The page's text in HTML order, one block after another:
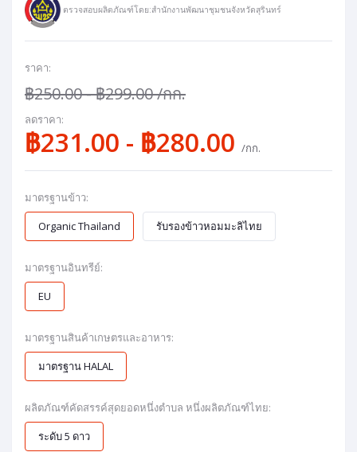
ตรวจสอบผลิตภัณฑ์โดย:สำนักงานพัฒนาชุมชนจังหวัดสุรินทร์
ราคา:
฿250.00 - ฿299.00/กก.
ลดราคา:
฿231.00 - ฿280.00 /กก.
มาตรฐานข้าว:
Organic Thailand
รับรองข้าวหอมมะลิไทย
มาตรฐานอินทรีย์:
EU
มาตรฐานสินค้าเกษตรและอาหาร:
มาตรฐาน HALAL
ผลิตภัณฑ์คัดสรรค์สุดยอดหนึ่งตำบล หนึ่งผลิตภัณฑ์ไทย:
ระดับ 5 ดาว